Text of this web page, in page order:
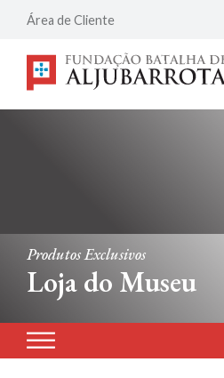
Área de Cliente
Produtos Exclusivos
Loja do Museu